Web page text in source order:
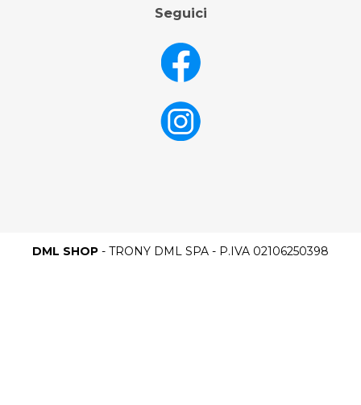
Seguici
DML SHOP - TRONY DML SPA - P.IVA 02106250398